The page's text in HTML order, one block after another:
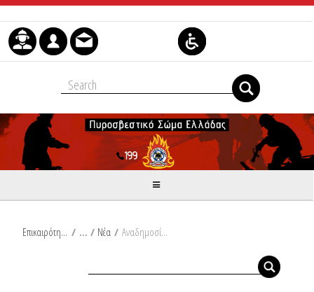
Skip to Content
Επικαιρότητα / Νέα / Αναδημοσίευση Δελτίου Τύπου Υπουργείου Κλιματικής Κρίσης και Πολιτικής Προστασίας: Νεότερα στοιχεία για την επιδείνωση του καιρού σήμερα και αύριο με βροχές και καταιγίδες, θυελλώδεις ανέμους, χιονοπτώσεις, πτώση της θερμοκρασίας και παγετό